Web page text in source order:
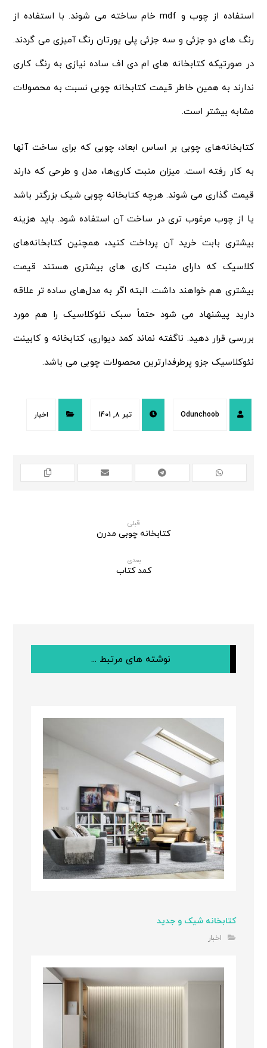
استفاده از چوب و mdf خام ساخته می‌ شوند. با استفاده از
رنگ‌ های دو جزئی و سه جزئی پلی یورتان رنگ آمیزی می‌ گردند.
در صورتیکه کتابخانه‌ های ام دی اف ساده نیازی به رنگ‌ کاری
ندارند به همین خاطر قیمت کتابخانه چوبی نسبت به محصولات
مشابه بیشتر است.
کتابخانه‌های چوبی بر اساس ابعاد، چوبی که برای ساخت آنها
به کار رفته است. میزان منبت کاری‌ها، مدل و طرحی که دارند
قیمت گذاری می شوند. هرچه کتابخانه چوبی شیک بزرگتر باشد
یا از چوب مرغوب‌ تری در ساخت آن استفاده شود. باید هزینه
بیشتری بابت خرید آن پرداخت کنید، همچنین کتابخانه‌های
کلاسیک که دارای منبت کاری های بیشتری هستند قیمت
بیشتری هم خواهند داشت. البته اگر به مدل‌های ساده تر علاقه
دارید پیشنهاد می‌ شود حتماً سبک نئوکلاسیک را هم مورد
بررسی قرار دهید. ناگفته نماند کمد دیواری، کتابخانه و کابینت
نئوکلاسیک جزو پرطرفدار‌ترین محصولات چوبی می باشد.
Odunchoob تیر 8, 1401 اخبار
قبلی
کتابخانه چوبی مدرن
بعدی
کمد کتاب
نوشته های مرتبط ...
کتابخانه شیک و جدید
اخبار